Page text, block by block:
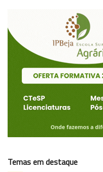
Temas em destaque